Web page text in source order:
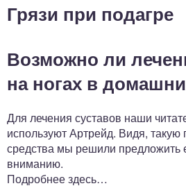
Грязи при подагре
Возможно ли
на ногах в
Для лечения суставов наши
используют Артрейд. Видя, такую
средства мы решили предложить
вниманию.
Подробнее здесь…